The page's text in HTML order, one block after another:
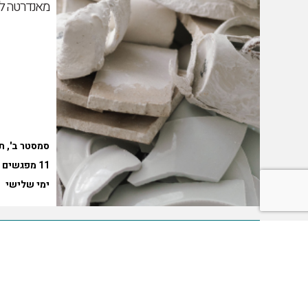
מאנדרטה
סמסטר ב',
11 מפגשים וסיור
ימי שלישי